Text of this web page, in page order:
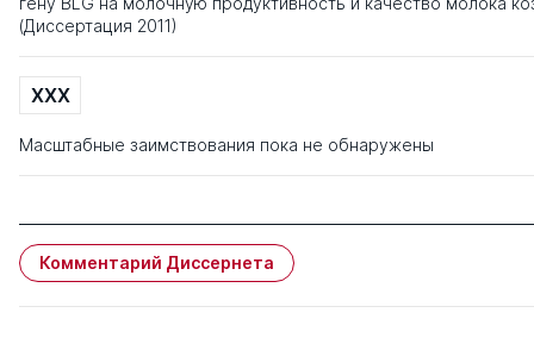
(Диссертация 2011)
XXX
Масштабные заимствования пока не обнаружены
Комментарий Диссернета